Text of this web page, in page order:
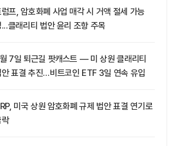
프, 암호화폐 사업 매각 시 거액 절세 가능
클래리티 법안 윤리 조항 주목
7일 퇴근길 팟캐스트 — 미 상원 클래리티
안 표결 추진…비트코인 ETF 3일 연속 유입
미국 상원 암호화폐 규제 법안 표결 연기로